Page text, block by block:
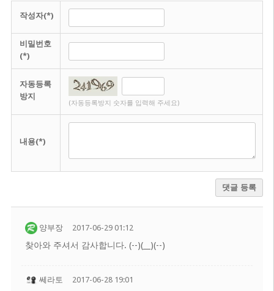
작성자(*)
비밀번호
(*)
자동등록
방지
(자동등록방지 숫자를 입력해 주세요)
내용(*)
댓글 등록
양부장 2017-06-29 01:12
찾아와 주셔서 감사합니다. (--)(__)(--)
쎄라토 2017-06-28 19:01